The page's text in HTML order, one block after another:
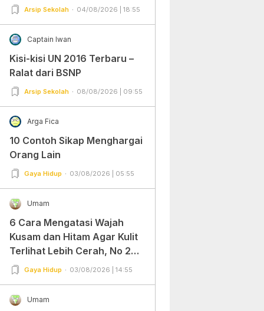
Arsip Sekolah 04/08/2026 | 18:55
Captain Iwan
Kisi-kisi UN 2016 Terbaru –
Ralat dari BSNP
Arsip Sekolah 08/08/2026 | 09:55
Arga Fica
10 Contoh Sikap Menghargai
Orang Lain
Gaya Hidup 03/08/2026 | 05:55
Umam
6 Cara Mengatasi Wajah
Kusam dan Hitam Agar Kulit
Terlihat Lebih Cerah, No 2
Gampang Banget dan Mudah
Gaya Hidup 03/08/2026 | 14:55
Umam